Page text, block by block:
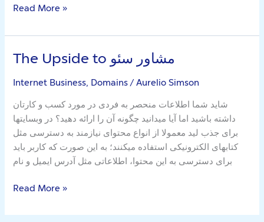
Read More »
The Upside to مشاور سئو
Internet Business, Domains/Aurelio Simson
شاید شما اطلاعات منحصر به فردی در مورد کسب و کارتان
داشته باشید اما آیا میدانید چگونه آن را ارائه دهید؟ در وبسایتها
برای جذب لید معمولا از انواع محتوای نیازمند به دسترسی مثل
کتابهای الکترونیکی استفاده میکنند؛ به این صورت که کاربر باید
برای دسترسی به این محتوا، اطلاعاتی مثل آدرس ایمیل و نام
The
to
مشاور
سئو
Read More »